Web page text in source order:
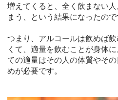
増えてくると、全く飲まない
まう、という結果になったので
つまり、アルコールは飲めば
くて、適量を飲むことが身体
ての適量はその人の体質やそ
めが必要です。